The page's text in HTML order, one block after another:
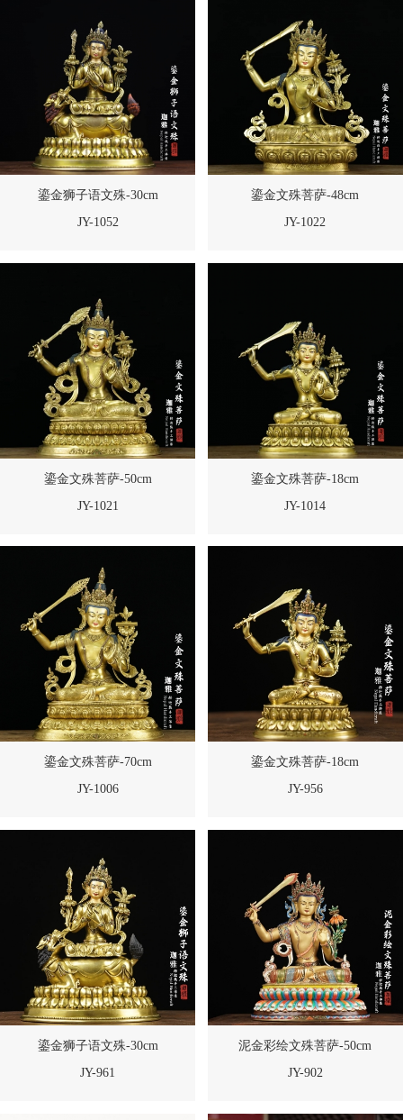
鎏金狮子语文殊-30cm
JY-1052
鎏金文殊菩萨-48cm
JY-1022
鎏金文殊菩萨-50cm
JY-1021
鎏金文殊菩萨-18cm
JY-1014
鎏金文殊菩萨-70cm
JY-1006
鎏金文殊菩萨-18cm
JY-956
鎏金狮子语文殊-30cm
JY-961
泥金彩绘文殊菩萨-50cm
JY-902